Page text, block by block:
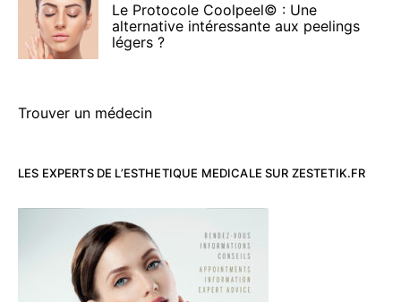
Le Protocole Coolpeel© : Une
alternative intéressante aux peelings
légers ?
Trouver un médecin
LES EXPERTS DE L’ESTHETIQUE MEDICALE SUR ZESTETIK.FR